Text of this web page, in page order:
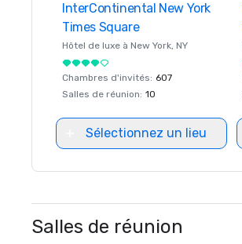
Removed from favorites
InterContinental New York
Times Square
Hôtel de luxe à New York, NY
Chambres d'invités: 607
Salles de réunion: 10
Sélectionnez un lieu
Salles de réunion